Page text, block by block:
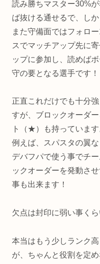
読み勝ちマスター30%
ば抜ける通せるで、し
また守備面ではフォロ
スでマッチアップ先に
ップに参加し、読めば
守の要となる選手です！
正直これだけでも十分
すが、ブロックオーダ
ト（★）も持っています
例えば、スパスタの翼
デバフパで使う事でチ
ックオーダーを発動さ
事も出来ます！
欠点は封印に弱い事く
本当はもう少しランク
が、ちゃんと役割を定